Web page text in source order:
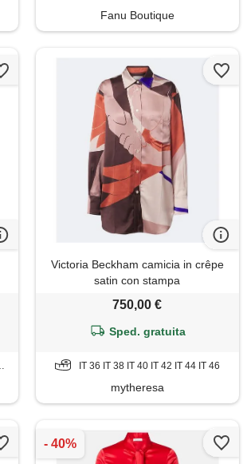
Fanu Boutique
Victoria Beckham camicia in crêpe
satin con stampa
750,00 €
Sped. gratuita
IT 36 IT 38 IT 40 IT 42 IT 44 IT 46
mytheresa